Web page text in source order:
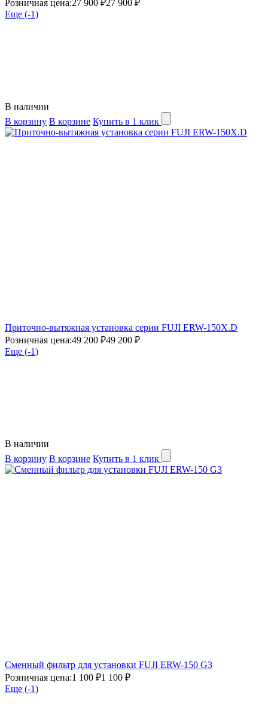
Розничная цена:27 900 ₽27 900 ₽
Еще (-1)
В наличии
В корзину В корзине Купить в 1 клик
Приточно-вытяжная установка серии FUJI ERW-150X.D
Розничная цена:49 200 ₽49 200 ₽
Еще (-1)
В наличии
В корзину В корзине Купить в 1 клик
Сменный фильтр для установки FUJI ERW-150 G3
Розничная цена:1 100 ₽1 100 ₽
Еще (-1)